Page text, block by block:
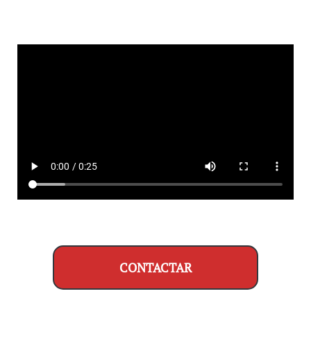
CONTACTAR